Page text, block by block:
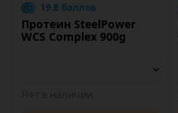
19.8 баллов
Протеин SteelPower
WCS Complex 900g